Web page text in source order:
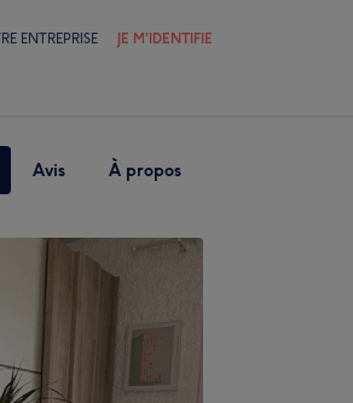
ENTREPRISE JE M'IDENTIFIE
Avis À propos